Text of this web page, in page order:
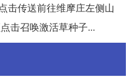
击传送前往维摩庄左侧山
击召唤激活草种子...